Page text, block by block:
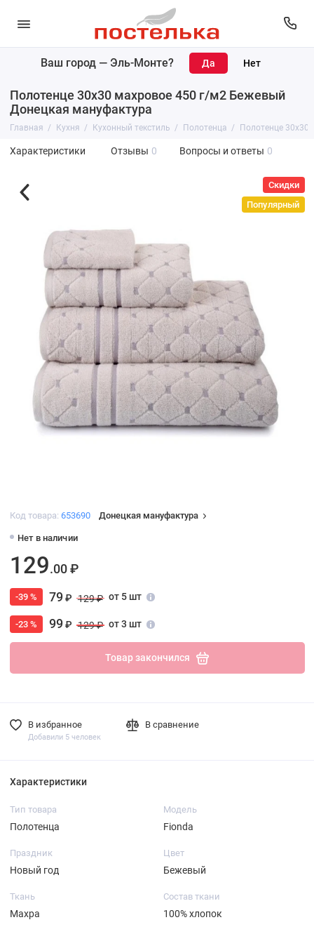
Ваш город — Эль-Монте?
Полотенце 30х30 махровое 450 г/м2 Бежевый
Донецкая мануфактура
Главная Кухня Кухонный текстиль Полотенца Полотенце
Характеристики Отзывы 0 Вопросы и ответы 0
Скидки
Популярный
Код товара: 653690 Донецкая мануфактура
Нет в наличии
129.00 ₽
-39 % 79₽ 129 ₽ от 5 шт
-23 % 99₽ 129 ₽ от 3 шт
Товар закончился
В избранное
Добавили 5 человек
В сравнение
Характеристики
Тип товара
Полотенца
Модель
Fionda
Праздник
Новый год
Цвет
Бежевый
Ткань
Махра
Состав ткани
100% хлопок